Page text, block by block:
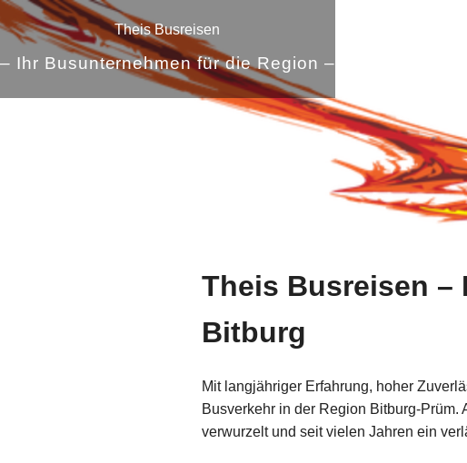
Theis Busreisen
– Ihr Busunternehmen für die Region –
Theis Busreisen –
Bitburg
Mit langjähriger Erfahrung, hoher
Busverkehr in der Region Bitburg-Prüm.
verwurzelt und seit vielen Jahren ein